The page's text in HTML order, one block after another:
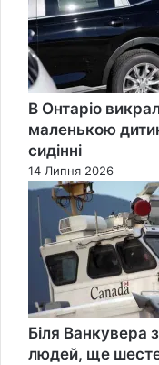
В Онтаріо
маленькою
сидінні
14 Липня 2026
Біля Ванкувера
людей, ще